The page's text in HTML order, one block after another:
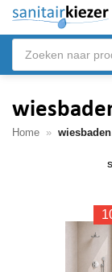
Ga
inhoud
Producten
zoeken
Home » wiesbaden